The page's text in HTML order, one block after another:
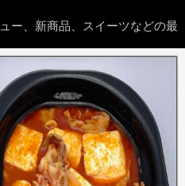
ー、新商品、スイーツなどの最